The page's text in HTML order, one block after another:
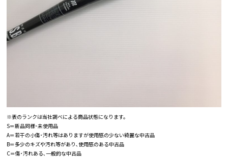
※表のランクは当社調べによる商品状態になります。
S＝新品同様･未使用品
A＝若干の小傷･汚れ等はありますが使用感の少ない綺麗な中古品
B＝多少のキズや汚れ等があり､使用感のある中古品
C＝傷･汚れある､一般的な中古品